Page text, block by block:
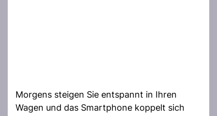
Morgens steigen Sie entspannt in Ihren
Wagen und das Smartphone koppelt sich